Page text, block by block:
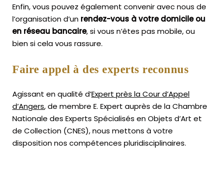
Enfin, vous pouvez également convenir avec nous de
l’organisation d’un rendez-vous à votre domicile ou
en réseau bancaire, si vous n’êtes pas mobile, ou
bien si cela vous rassure.
Faire appel à des experts reconnus
Agissant en qualité d’Expert près la Cour d’Appel
d’Angers, de membre E. Expert auprès de laChambre
Nationale des Experts Spécialisés en Objets d’Art et
de Collection (CNES),nous mettons à votre
disposition nos compétences pluridisciplinaires.